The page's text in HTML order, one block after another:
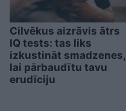
Cilvēkus aizrāvis ātrs
IQ tests: tas liks
izkustināt smadzenes,
lai pārbaudītu tavu
erudīciju